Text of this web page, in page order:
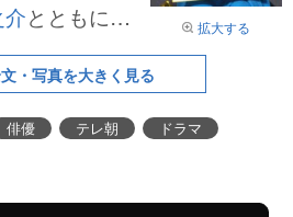
拡大する
とともに登
・写真を大きく見る
俳優 テレ朝
ドラマ